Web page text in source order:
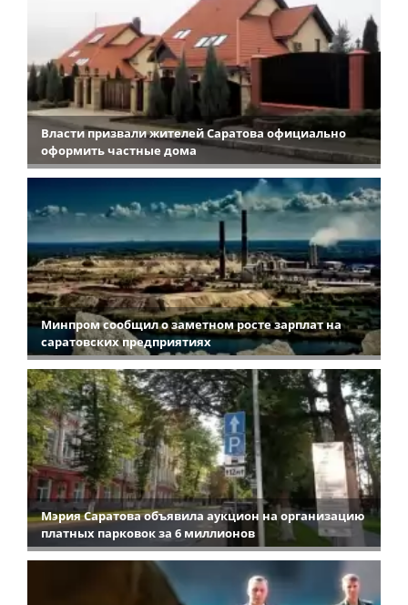
Власти призвали жителей Саратова официально
оформить частные дома
Минпром сообщил о заметном росте зарплат на
саратовских предприятиях
Мэрия Саратова объявила аукцион на организацию
платных парковок за 6 миллионов